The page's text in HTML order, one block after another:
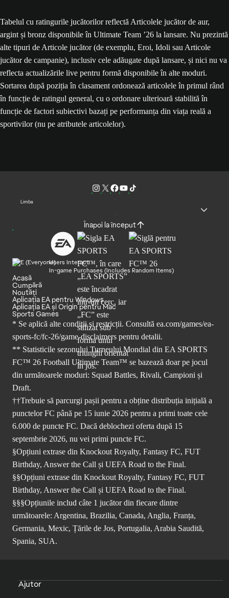
Tabelul cu ratingurile jucătorilor reflectă Articolele jucător de aur,
argint și bronz disponibile în Ultimate Team ’26 la lansare. Nu prezintă
alte tipuri de Articole jucător (de exemplu, Eroi, Idoli sau Articole
jucător de campanie), inclusiv cele adăugate după lansare, și nici nu va
reflecta actualizările live pentru formă disponibile în alte moduri.
Sortarea după poziția în clasament ordonează articolele în primul rând
în funcție de ratingul general, cu o ordonare ulterioară stabilită în
funcție de factori subiectivi bazați pe performanța din viața reală a
sportivilor (nu pe atributele articolelor).
Limba
Înapoi la început
Users Interact
In-game Purchases (Includes Random Items)
Acasă
Cumpără
Noutăți
Aplicația EA pentru Windows
Aplicația EA și Origin pentru Mac
Sports Games
* Se aplică alte condiții și restricții. Consultă ea.com/games/ea-
sports-fc/fc-26/game-disclaimers pentru detalii.
** Statisticile sezonului Turneului Mondial din EA SPORTS
FC™ 26 Football Ultimate Team™ se bazează doar pe jocul
din următoarele moduri: Squad Battles, Rivali, Campioni și
Draft.
††Trebuie să parcurgi pașii pentru a obține distribuția inițială a
punctelor FC până pe 15 iunie 2026 pentru a primi toate cele
6.000 de puncte FC. Dacă deblochezi oferta după 15
septembrie 2026, nu vei primi puncte FC.
§Opțiuni extrase din Knockout Royalty, Fantasy FC, FUT
Birthday, Answer the Call și UEFA Road to the Final.
§§Opțiuni extrase din Knockout Royalty, Fantasy FC, FUT
Birthday, Answer the Call și UEFA Road to the Final.
§§§Opțiunile includ câte 1 jucător din fiecare dintre
următoarele: Argentina, Brazilia, Canada, Anglia, Franța,
Germania, Mexic, Țările de Jos, Portugalia, Arabia Saudită,
Spania, SUA.
Ajutor